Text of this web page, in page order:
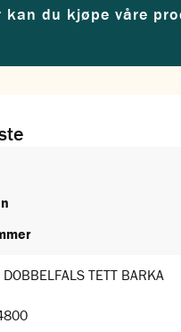
kan du kjøpe våre
TETT BARKA